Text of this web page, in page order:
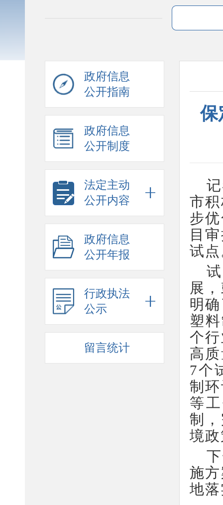
政府信息
公开指南
政府信息
公开制度
法定主动
公开内容
政府信息
公开年报
行政执法
公示
留言统计
保
市
步
目
试
展
明
塑
个
高
7个
制
等
制
境
施
地